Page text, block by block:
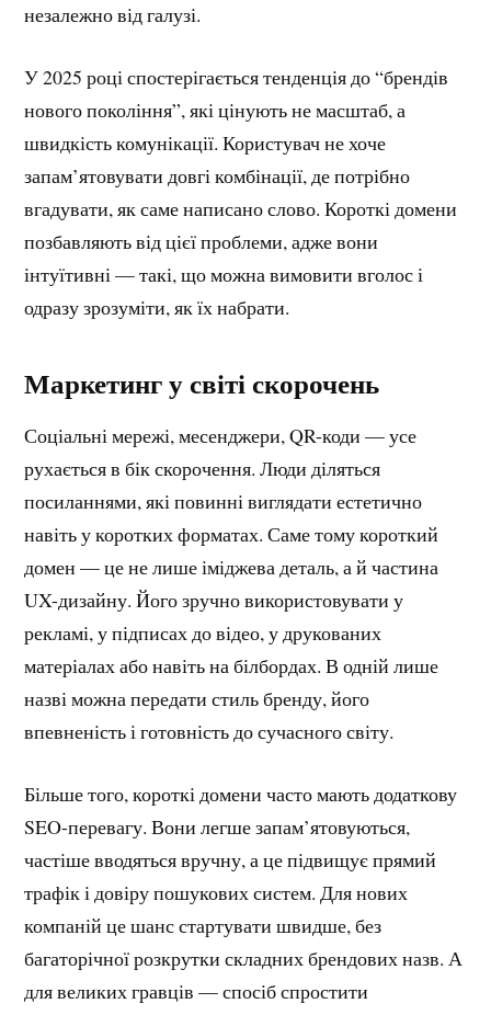
незалежно від галузі.
У 2025 році спостерігається тенденція до “брендів
нового покоління”, які цінують не масштаб, а
швидкість комунікації. Користувач не хоче
запам’ятовувати довгі комбінації, де потрібно
вгадувати, як саме написано слово. Короткі домени
позбавляють від цієї проблеми, адже вони
інтуїтивні — такі, що можна вимовити вголос і
одразу зрозуміти, як їх набрати.
Маркетинг у світі скорочень
Соціальні мережі, месенджери, QR-коди — усе
рухається в бік скорочення. Люди діляться
посиланнями, які повинні виглядати естетично
навіть у коротких форматах. Саме тому короткий
домен — це не лише іміджева деталь, а й частина
UX-дизайну. Його зручно використовувати у
рекламі, у підписах до відео, у друкованих
матеріалах або навіть на білбордах. В одній лише
назві можна передати стиль бренду, його
впевненість і готовність до сучасного світу.
Більше того, короткі домени часто мають додаткову
SEO-перевагу. Вони легше запам’ятовуються,
частіше вводяться вручну, а це підвищує прямий
трафік і довіру пошукових систем. Для нових
компаній це шанс стартувати швидше, без
багаторічної розкрутки складних брендових назв. А
для великих гравців — спосіб спростити